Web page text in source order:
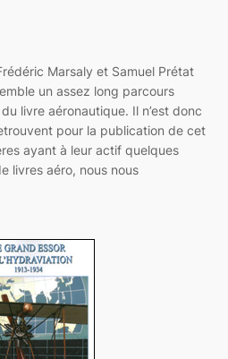
Marsaly et Samuel Prétat
un assez long parcours
livre aéronautique. Il n’est donc
pour la publication de cet
ayant à leur actif quelques
livres aéro, nous nous